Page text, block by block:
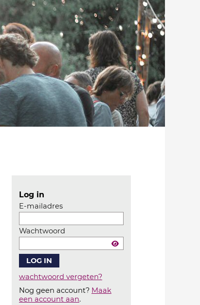
Log in
E-mailadres
Wachtwoord
wachtwoord vergeten?
Nog geen account? Maak
een account aan.Account